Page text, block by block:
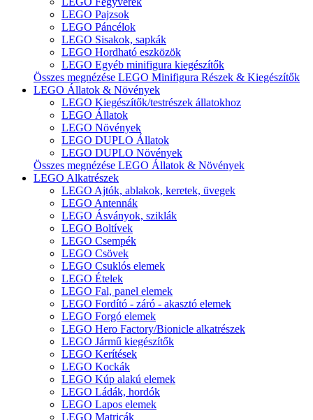
LEGO Pajzsok
LEGO Páncélok
LEGO Sisakok, sapkák
LEGO Hordható eszközök
LEGO Egyéb minifigura kiegészítők
Összes megnézése LEGO Minifigura Részek & Kiegészítők
LEGO Állatok & Növények
LEGO Kiegészítők/testrészek állatokhoz
LEGO Állatok
LEGO Növények
LEGO DUPLO Állatok
LEGO DUPLO Növények
Összes megnézése LEGO Állatok & Növények
LEGO Alkatrészek
LEGO Ajtók, ablakok, keretek, üvegek
LEGO Antennák
LEGO Ásványok, sziklák
LEGO Boltívek
LEGO Csempék
LEGO Csövek
LEGO Csuklós elemek
LEGO Ételek
LEGO Fal, panel elemek
LEGO Fordító - záró - akasztó elemek
LEGO Forgó elemek
LEGO Hero Factory/Bionicle alkatrészek
LEGO Jármű kiegészítők
LEGO Kerítések
LEGO Kockák
LEGO Kúp alakú elemek
LEGO Ládák, hordók
LEGO Lapos elemek
LEGO Matricák